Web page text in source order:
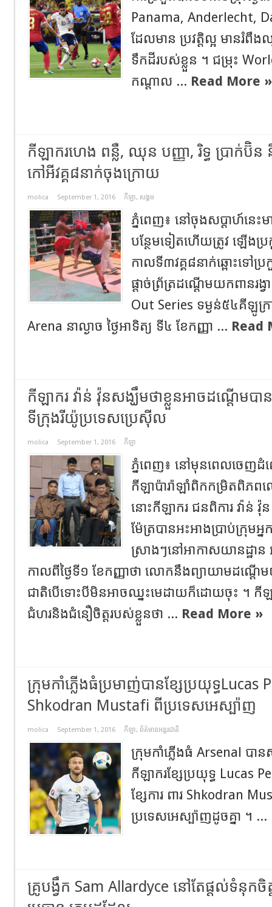
Panama, Anderlecht,
ដែលមាន ប្រវត្តិល្អ មានរំពឹ
ទឹកដីរបស់ខ្លួន ។ ជម្រុះ
កណ្តាល ... Read More »
កីឡាករហេង ពន្លឺ, ឈុន បញ្ញា, រិទ្ធ ប្រាក់ប៊ិន
កៅអីវគ្គ៨នាក់ចុងក្រោយ
molica September 1, 2016 កីឡា, សង្គម
ភ្នំពេញ៖ នៅចុងសប្តាហ៍នេះ
បន្ថែមទៀតហើយត្រូវ ឡើង
កាលទី៣វគ្គ៨នាក់ឆ្ពោះទៅប្
ផ្តាច់ព្រ័ត្រដណ្តើមយកពានរ
Out Series ទម្ងន់៥៤គីឡូក្
Arena នាល្ងាច ថ្ងៃអាទិត្យ ទី៤ ខែកញ្ញា ... Read
កីឡាករ វ៉ាន់ វ៉ុនសង្ឃឹមថាខ្លួនអាចដណ្តើមប
ទីក្រុងរីយ៉ូប្រទេសប្រេស៊ីល
molica September 1, 2016 កីឡា
ភ្នំពេញ៖ នៅមុនពេលចេញដំ
កីឡាប៉ារ៉ាឡាំពិកកម្រិតពិភ
នោះកីឡាករ ជនពិការ វ៉ាន់ វ៉ុន
ម៉ែត្របានអះអាងប្រាប់ក្រុម
ស្រាងៗនៅអាកាសយានដ្ឋាន
កាលពីថៃ្ងទី១ ខែកញ្ញាថា លោកនឹងព្យាយាមដណ្ត
ជាតិបើទោះបីមិនអាចឈ្នះមេដាយក៏ដោយចុះ ។ កីឡ
ជំហរនិងជំនឿចិត្តរបស់ខ្លួនថា ... Read More »
ក្រុមកាំភ្លើងធំប្រមាញ់បានខ្សែប្រយុទ្ធLucas
Shkodran Mustafi ពីប្រទេសអេស្ប៉ាញ
molica September 1, 2016 កីឡា, ព័ត៌មានអន្តរជាតិ
ក្រុមកាំភ្លើងធំ Arsenal ប
កីឡាករខ្សែប្រយុទ្ធ Lucas
ខ្សែការ ពារ Shkodran
ប្រទេសអេស្ប៉ាញដូចគ្នា ។ ...
គ្រូបង្វឹក Sam Allardyce នៅតែផ្តល់ទំនុកចិ